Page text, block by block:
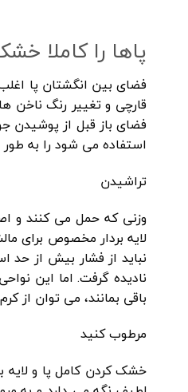
پاها را کاملا
فضای بین انگشتان پا
قارچی و تغییر رنگ ناخن
فضای باز قبل از پوشیدن
استفاده می شود را به
تراشیدن
وزنی که حمل می کنند و
لایه بردار مخصوص برای
نباید از فشار بیش از
نادیده گرفت. اما این
باقی بمانند، می توان از
مرطوب کنید
خشک کردن کامل پا و لایه